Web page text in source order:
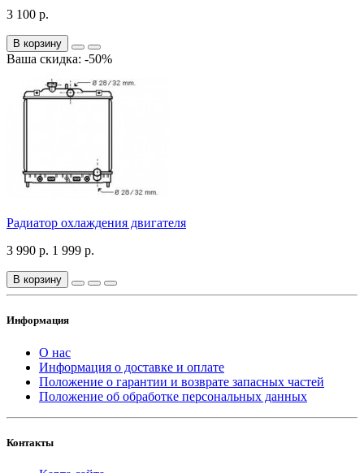
3 100 р.
В корзину
Ваша скидка: -50%
Радиатор охлаждения двигателя
3 990 р. 1 999 р.
В корзину
Информация
О нас
Информация о доставке и оплате
Положение о гарантии и возврате запасных частей
Положение об обработке персональных данных
Контакты